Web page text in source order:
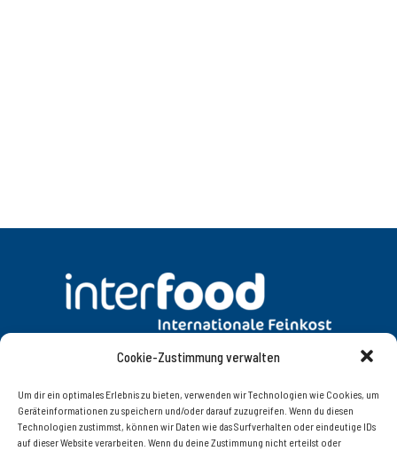
Cookie-Zustimmung verwalten
Um dir ein optimales Erlebnis zu bieten, verwenden wir Technologien wie Cookies, um
Geräteinformationen zu speichern und/oder darauf zuzugreifen. Wenn du diesen
Technologien zustimmst, können wir Daten wie das Surfverhalten oder eindeutige IDs
auf dieser Website verarbeiten. Wenn du deine Zustimmung nicht erteilst oder
KONTAKT IMPRESSUM